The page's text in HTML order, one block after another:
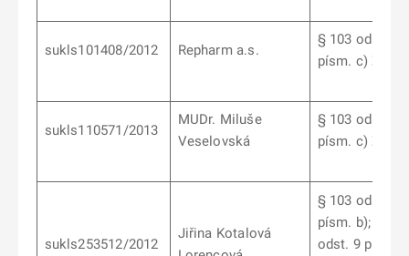
sukls101408/2012 Repharm a.s.
§ 103 odst. 9
písm. c) ZoL
sukls110571/2013
MUDr. Miluše
Veselovská
§ 103 odst. 6
písm. c) ZoL
sukls253512/2012
Jiřina Kotalová
§ 103 odst. 7
písm. b); § 103
odst. 9 písm.